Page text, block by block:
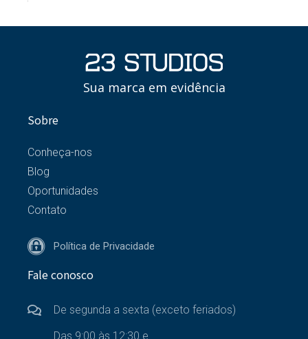
Sua marca em evidência
Sobre
Conheça-nos
Blog
Oportunidades
Contato
Política de Privacidade
Fale conosco
De segunda a sexta (exceto feriados)
Das 9:00 às 12:30 e